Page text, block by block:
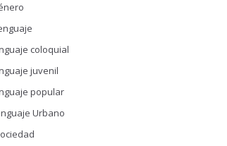
coloquial
juvenil
popular
Urbano